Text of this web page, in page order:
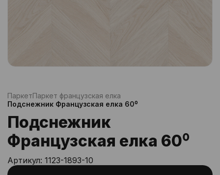
ПаркетПаркет французская елка
Подснежник Французская елка 60⁰
Подснежник
Французская елка 60⁰
Артикул: 1123-1893-10